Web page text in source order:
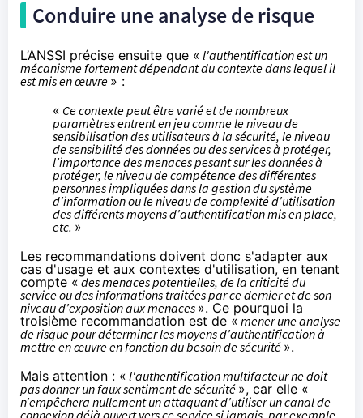
Conduire une analyse de risque
L’ANSSI précise ensuite que « l'authentification est un
mécanisme fortement dépendant du contexte dans lequel il
est mis en œuvre » :
« Ce contexte peut être varié et de nombreux
paramètres entrent en jeu comme le niveau de
sensibilisation des utilisateurs à la sécurité, le niveau
de sensibilité des données ou des services à protéger,
l’importance des menaces pesant sur les données à
protéger, le niveau de compétence des différentes
personnes impliquées dans la gestion du système
d’information ou le niveau de complexité d’utilisation
des différents moyens d’authentification mis en place,
etc. »
Les recommandations doivent donc s'adapter aux
cas d'usage et aux contextes d'utilisation, en tenant
compte «des menaces potentielles, de la criticité du
service ou des informations traitées par ce dernier et de son
niveau d’exposition aux menaces ». Ce pourquoi la
troisième recommandation est de « mener une analyse
de risque pour déterminer les moyens d’authentification à
mettre en œuvre en fonction du besoin de sécurité ».
Mais attention : « l'authentification multifacteur ne doit
pas donner un faux sentiment de sécurité », car elle «
n’empêchera nullement un attaquant d’utiliser un canal de
connexion déjà ouvert vers ce service si jamais, par exemple,